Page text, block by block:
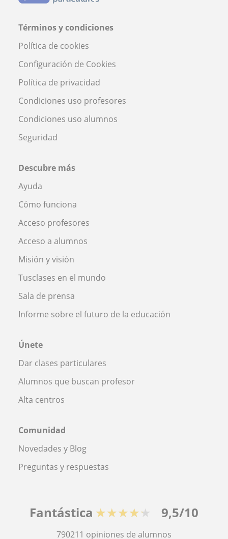
Términos y condiciones
Política de cookies
Configuración de Cookies
Política de privacidad
Condiciones uso profesores
Condiciones uso alumnos
Seguridad
Descubre más
Ayuda
Cómo funciona
Acceso profesores
Acceso a alumnos
Misión y visión
Tusclases en el mundo
Sala de prensa
Informe sobre el futuro de la educación
Únete
Dar clases particulares
Alumnos que buscan profesor
Alta centros
Comunidad
Novedades y Blog
Preguntas y respuestas
Fantástica ★★★★★ 9,5/10
790211 opiniones de alumnos